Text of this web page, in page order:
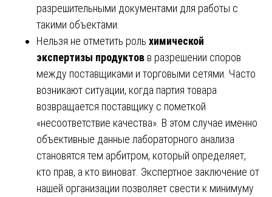
разрешительными документами для работы с
такими объектами.
Нельзя не отметить роль химической
экспертизы продуктов в разрешении споров
между поставщиками и торговыми сетями. Часто
возникают ситуации, когда партия товара
возвращается поставщику с пометкой
«несоответствие качества». В этом случае именно
объективные данные лабораторного анализа
становятся тем арбитром, который определяет,
кто прав, а кто виноват. Экспертное заключение от
нашей организации позволяет свести к минимуму